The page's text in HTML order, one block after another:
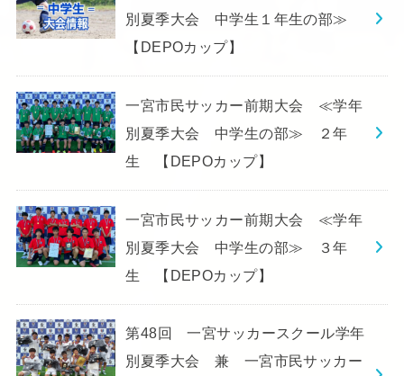
別夏季大会 中学生１年生の部≫
【DEPOカップ】
一宮市民サッカー前期大会 ≪学年
別夏季大会 中学生の部≫ ２年
生 【DEPOカップ】
一宮市民サッカー前期大会 ≪学年
別夏季大会 中学生の部≫ ３年
生 【DEPOカップ】
第48回 一宮サッカースクール学年
別夏季大会 兼 一宮市民サッカー